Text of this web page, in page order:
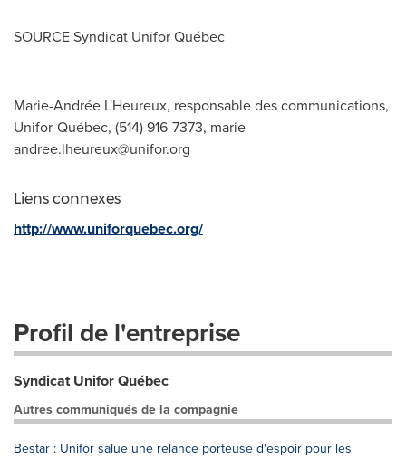
SOURCE Syndicat Unifor Québec
Marie-Andrée L'Heureux, responsable des communications,
Unifor-Québec, (514) 916-7373, marie-
andree.lheureux@unifor.org
Liens connexes
http://www.uniforquebec.org/
Profil de l'entreprise
Syndicat Unifor Québec
Autres communiqués de la compagnie
Bestar : Unifor salue une relance porteuse d'espoir pour les